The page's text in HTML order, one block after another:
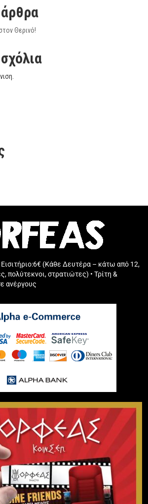
Θερινό!
(Κάθε Δευτέρα – κάτω από 12,
πολύτεκνοι, στρατιώτες) • Τρίτη &
ανέργους